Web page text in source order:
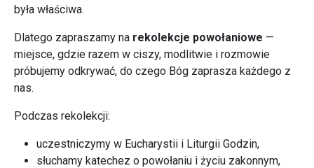
była właściwa.
Dlatego zapraszamy na rekolekcje powołaniowe —
miejsce, gdzie razem w ciszy, modlitwie i rozmowie
próbujemy odkrywać, do czego Bóg zaprasza każdego z
nas.
Podczas rekolekcji:
uczestniczymy w Eucharystii i Liturgii Godzin,
słuchamy katechez o powołaniu i życiu zakonnym,